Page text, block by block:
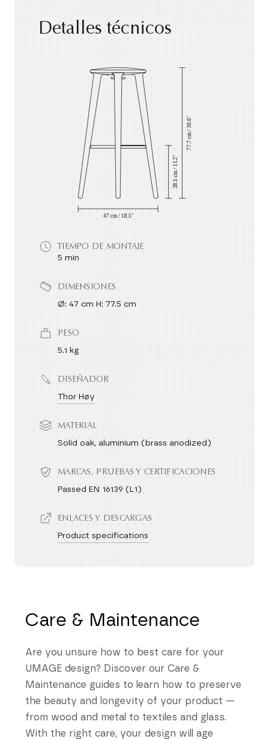
Detalles técnicos
TIEMPO DE MONTAJE
5 min
DIMENSIONES
Ø: 47 cm H: 77.5 cm
PESO
5.1 kg
DISEÑADOR
Thor Høy
MATERIAL
Solid oak, aluminium (brass anodized)
MARCAS, PRUEBAS Y CERTIFICACIONES
Passed EN 16139 (L1)
ENLACES Y DESCARGAS
Product specifications
Care & Maintenance
Are you unsure how to best care for your
UMAGE design? Discover our Care &
Maintenance guides to learn how to preserve
the beauty and longevity of your product —
from wood and metal to textiles and glass.
With the right care, your design will age